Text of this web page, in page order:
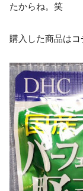
たからね。笑
購入した商品はコ